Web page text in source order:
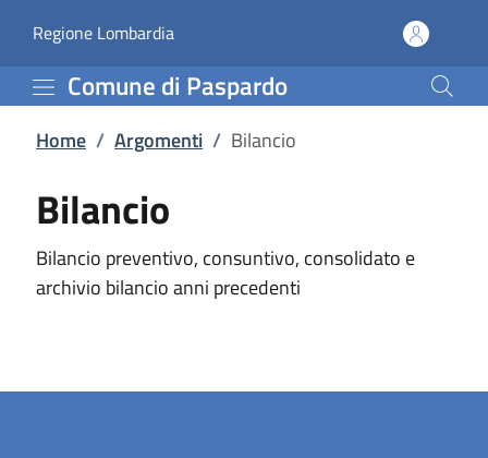
Bilancio | Comune di
Regione Lombardia(apre in un'altra scheda).
Comune di Paspardo
Home / Argomenti / Bilancio
Bilancio
Bilancio preventivo, consuntivo, consolidato e
archivio bilancio anni precedenti